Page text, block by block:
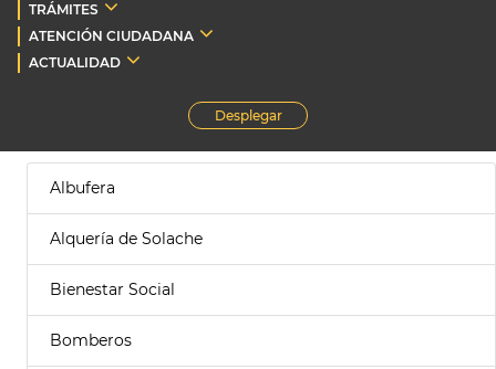
TRÁMITES
ATENCIÓN CIUDADANA
ACTUALIDAD
Desplegar
Albufera
Alquería de Solache
Bienestar Social
Bomberos